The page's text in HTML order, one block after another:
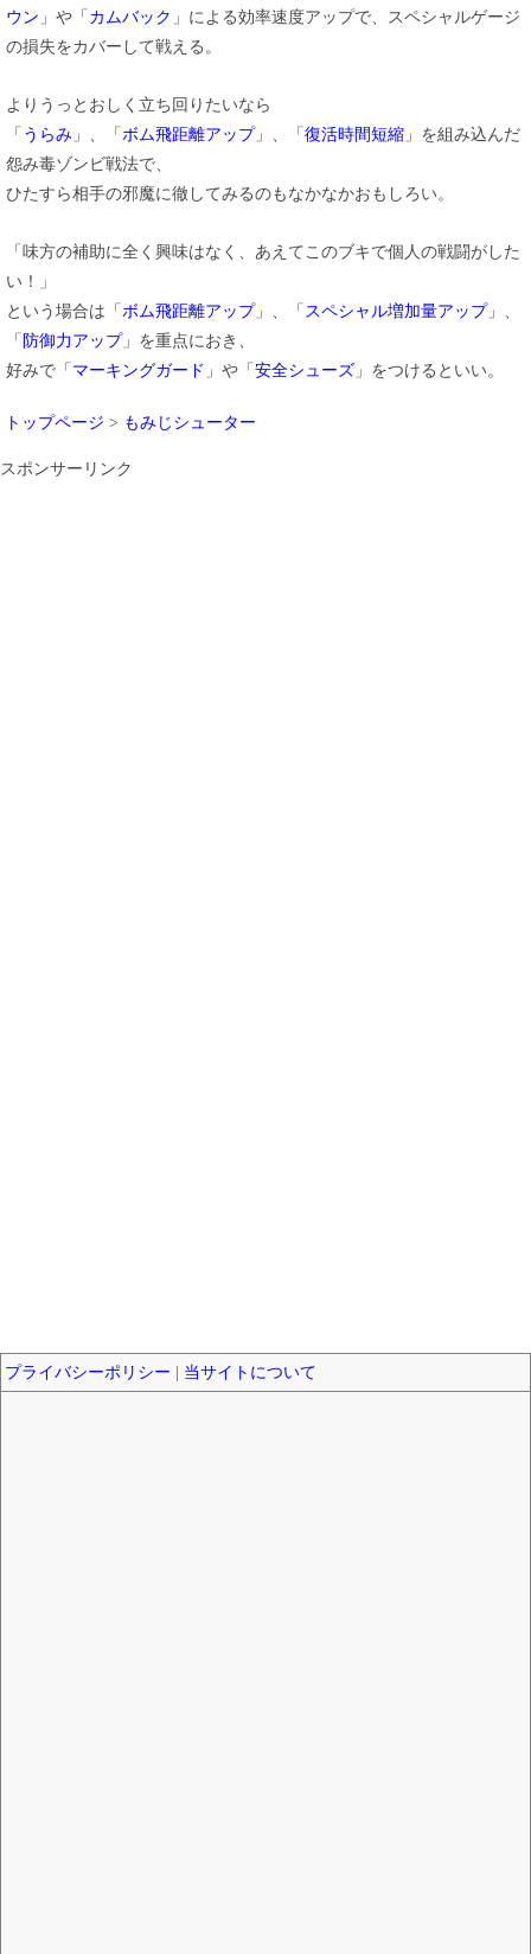
ウン 」や「 カムバック 」による効率速度アップで、スペシャルゲージ
の損失をカバーして戦える。
よりうっとおしく立ち回りたいなら
「 うらみ 」、「 ボム飛距離アップ」、「 復活時間短縮 」を組み込んだ
怨み毒ゾンビ戦法で、
ひたすら相手の邪魔に徹してみるのもなかなかおもしろい。
「味方の補助に全く興味はなく、あえてこのブキで個人の戦闘がした
い！」
という場合は「 ボム飛距離アップ」、「 スペシャル増加量アップ」、
「 防御力アップ」を重点におき、
好みで「 マーキングガード 」や「 安全シューズ 」をつけるといい。
トップページ > もみじシューター
スポンサーリンク
プライバシーポリシー 当サイトについて